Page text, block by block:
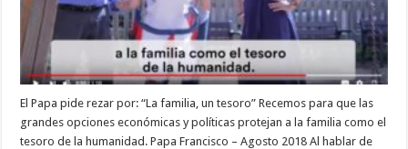
El Papa pide rezar por: “La familia, un tesoro” Recemos para que las
grandes opciones económicas y políticas protejan a la familia como el
tesoro de la humanidad. Papa Francisco – Agosto 2018 Al hablar de